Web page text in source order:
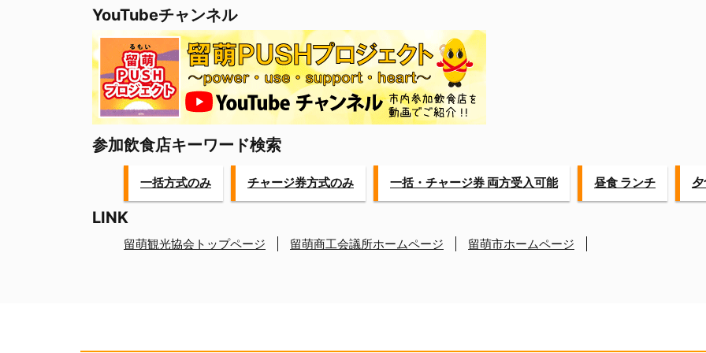
o
o
k
YouTubeチャンネル
参加飲食店キーワード検索
一括方式のみ チャージ券方式のみ 一括・チャージ券 両方受入可能 昼食 ランチ
LINK
留萌観光協会トップページ 留萌商工会議所ホームページ 留萌市ホームページ